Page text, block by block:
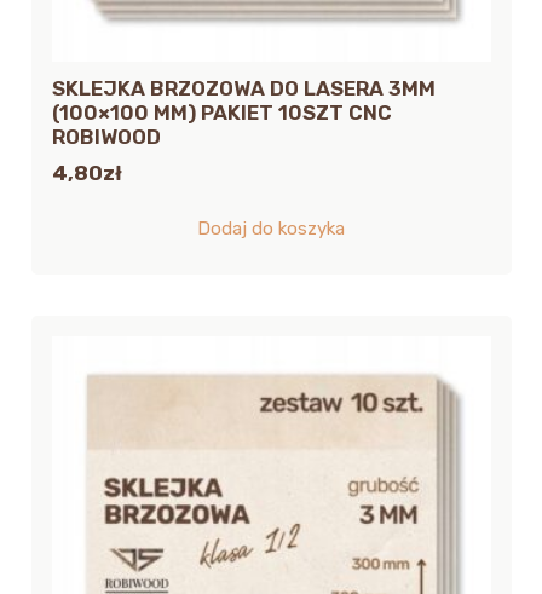
SKLEJKA BRZOZOWA DO LASERA 3MM
(100×100 MM) PAKIET 10SZT CNC
ROBIWOOD
4,80zł
Dodaj do koszyka